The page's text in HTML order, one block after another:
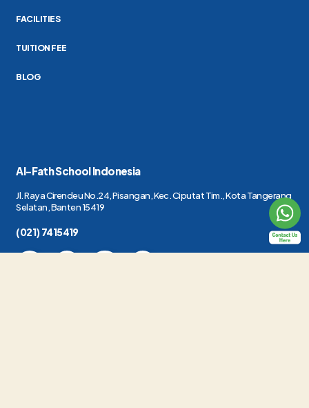
Al-Fath School Indonesia
Jl. Raya Cirendeu No.24, Pisangan, Kec. Ciputat Tim., Kota Tangerang
Selatan, Banten 15419
(021) 7415419
FACILITIES
TUITION FEE
BLOG